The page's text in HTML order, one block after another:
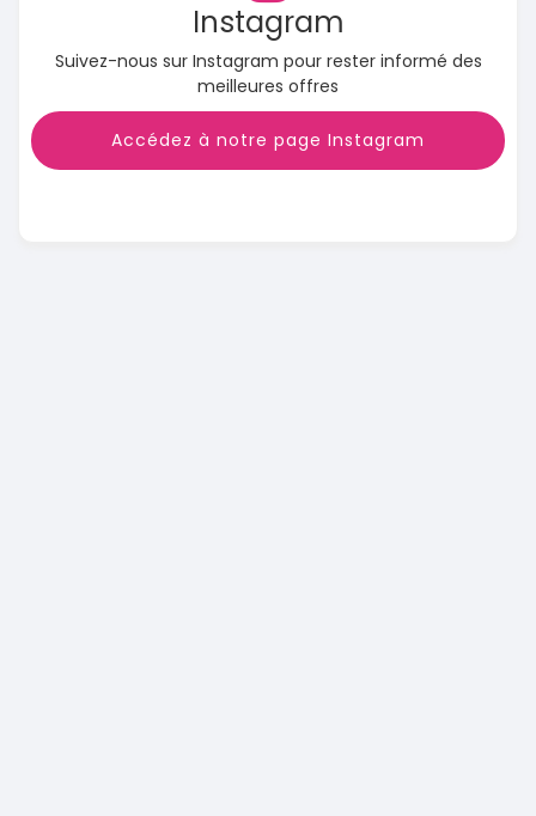
Instagram
Suivez-nous sur Instagram pour rester informé des
meilleures offres
Accédez à notre page Instagram